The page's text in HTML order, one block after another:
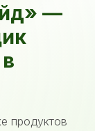
—
продуктов